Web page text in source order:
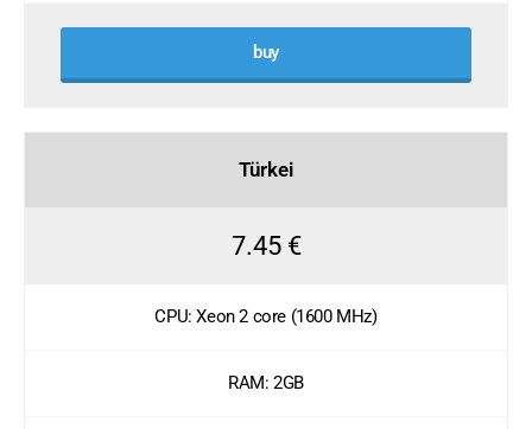
buy
Türkei
7.45 €
CPU: Xeon 2 core (1600 MHz)
RAM: 2GB